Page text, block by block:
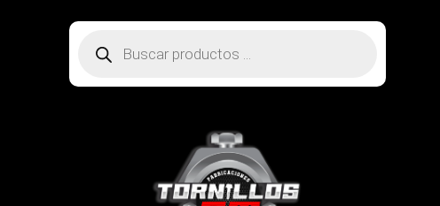
productos